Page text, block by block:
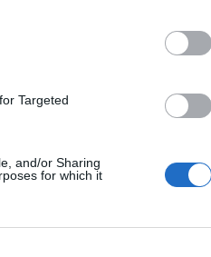
Targeted
and/or Sharing
for which it